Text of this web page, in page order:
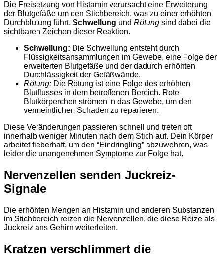
Die Freisetzung von Histamin verursacht eine Erweiterung
der Blutgefäße um den Stichbereich, was zu einer erhöhten
Durchblutung führt. Schwellung und Rötung sind dabei die
sichtbaren Zeichen dieser Reaktion.
Schwellung: Die Schwellung entsteht durch
Flüssigkeitsansammlungen im Gewebe, eine Folge der
erweiterten Blutgefäße und der dadurch erhöhten
Durchlässigkeit der Gefäßwände.
Rötung: Die Rötung ist eine Folge des erhöhten
Blutflusses in dem betroffenen Bereich. Rote
Blutkörperchen strömen in das Gewebe, um den
vermeintlichen Schaden zu reparieren.
Diese Veränderungen passieren schnell und treten oft
innerhalb weniger Minuten nach dem Stich auf. Dein Körper
arbeitet fieberhaft, um den “Eindringling” abzuwehren, was
leider die unangenehmen Symptome zur Folge hat.
Nervenzellen senden Juckreiz-
Signale
Die erhöhten Mengen an Histamin und anderen Substanzen
im Stichbereich reizen die Nervenzellen, die diese Reize als
Juckreiz ans Gehirn weiterleiten.
Kratzen verschlimmert die